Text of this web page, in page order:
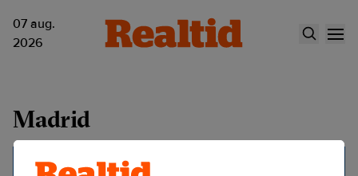
07 aug.
2026
Madrid